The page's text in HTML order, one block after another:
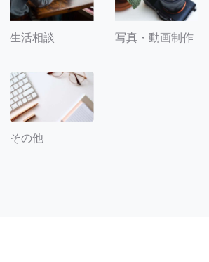
生活相談 写真・動画制作
その他